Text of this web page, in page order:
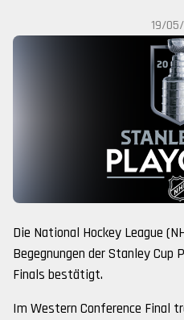
19/
Die National Hockey League
Begegnungen der Stanley Cup
Finals bestätigt.
Im Western Conference Final